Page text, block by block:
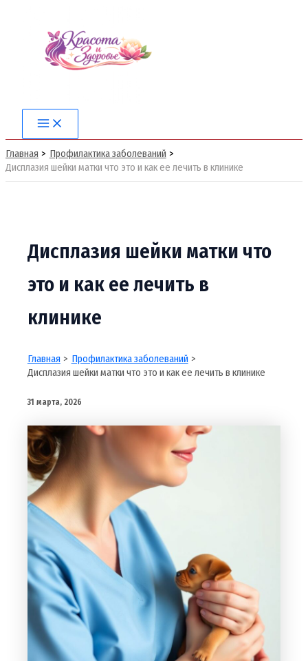
содержимому
Main
Menu
Главная
Профилактика заболеваний
Дисплазия шейки матки что это и как ее лечить в клинике
Дисплазия шейки матки что
это и как ее лечить в
клинике
Главная
Профилактика заболеваний
Дисплазия шейки матки что это и как ее лечить в клинике
31 марта, 2026